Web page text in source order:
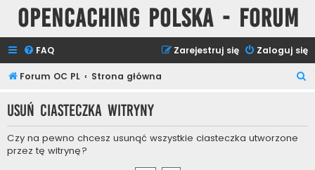
Opencaching Polska - Forum
FAQ Zaloguj się
Zarejestruj się
Forum OC PL Strona główna
k
Usuń ciasteczka witryny
Czy na pewno chcesz usunąć wszystkie ciasteczka utworzone
przez tę witrynę?